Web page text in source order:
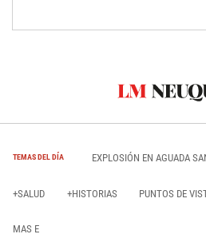
TEMAS DEL DÍA EXPLOSIÓN EN AGUADA
+SALUD +HISTORIAS PUNTOS DE
MAS E